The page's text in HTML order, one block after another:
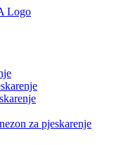
za pjeskarenje